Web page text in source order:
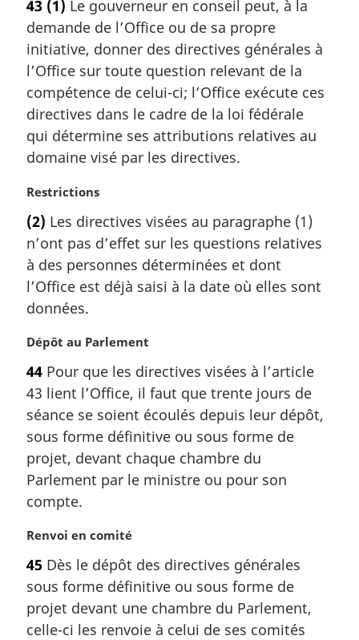
t
e
m
a
g
i
n
a
e
43 (1) Le gouverneur en conseil peut, à la
demande de l’Office ou de sa propre
initiative, donner des directives générales à
l’Office sur toute question relevant de la
compétence de celui-ci; l’Office exécute ces
directives dans le cadre de la loi fédérale
qui détermine ses attributions relatives au
domaine visé par les directives.
N
t
e
m
a
r
g
n
a
e
:
Restrictions
(2) Les directives visées au paragraphe (1)
n’ont pas d’effet sur les questions relatives
à des personnes déterminées et dont
l’Office est déjà saisi à la date où elles sont
données.
N
t
e
m
a
g
i
n
l
:
Dépôt au Parlement
44 Pour que les directives visées à l’article
43 lient l’Office, il faut que trente jours de
séance se soient écoulés depuis leur dépôt,
sous forme définitive ou sous forme de
projet, devant chaque chambre du
Parlement par le ministre ou pour son
compte.
N
t
e
m
a
Renvoi en comité
45 Dès le dépôt des directives générales
sous forme définitive ou sous forme de
projet devant une chambre du Parlement,
celle-ci les renvoie à celui de ses comités